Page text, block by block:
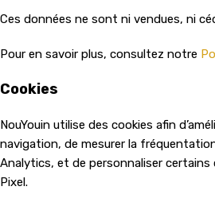
Ces données ne sont ni vendues, ni
Pour en savoir plus, consultez notre
Cookies
NouYouin utilise des cookies afin
navigation, de mesurer la
Analytics, et de personnaliser certains
Pixel.